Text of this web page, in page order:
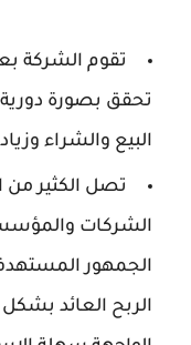
تقوم الشركة
تحقق بصورة دورية
البيع والشراء
تصل الكثير من
الشركات
الجمهور
الربح العائد